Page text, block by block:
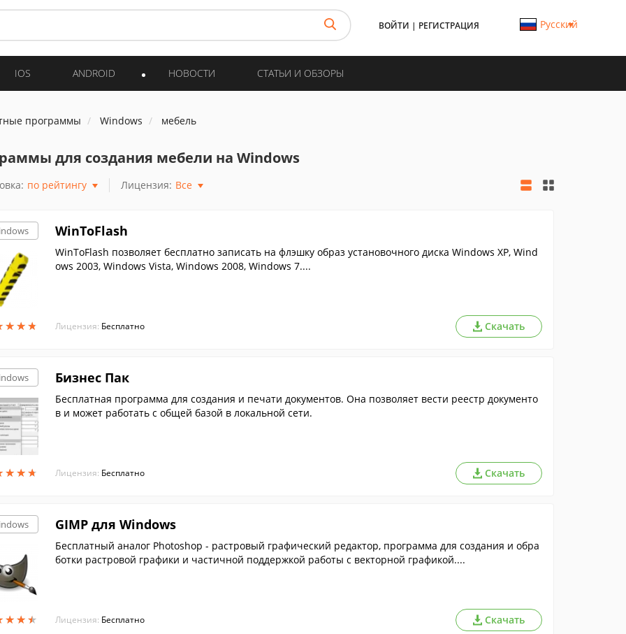
ВОЙТИ | РЕГИСТРАЦИЯ Русский
IOS ANDROID НОВОСТИ СТАТЬИ И ОБЗОРЫ
программы Windows мебель
для создания мебели на Windows
по рейтингу Лицензия: Все
★★★
★★★
WinToFlash
WinToFlash позволяет бесплатно записать на флэшку образ установочного диска Windows XP, Wind
ows 2003, Windows Vista, Windows 2008, Windows 7....
Лицензия: Бесплатно Скачать
★★★
★★★
Бизнес Пак
Бесплатная программа для создания и печати документов. Она позволяет вести реестр документо
в и может работать с общей базой в локальной сети.
Лицензия: Бесплатно Скачать
★★★
★★★
GIMP для Windows
Бесплатный аналог Photoshop - растровый графический редактор, программа для создания и обра
ботки растровой графики и частичной поддержкой работы с векторной графикой....
Лицензия: Бесплатно Скачать